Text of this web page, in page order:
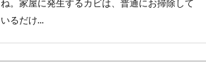
ね。家屋に発生するカビは、普通にお掃除して
いるだけ...